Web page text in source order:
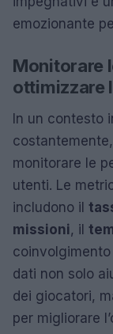
emozionante
Monitorare
ottimizzare
In un contesto
monitorare le
utenti. Le
includono il
missioni, il
dati non solo
dei giocatori,
per migliorare